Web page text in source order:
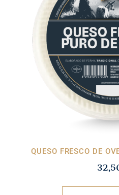
QUESO FRESCO DE